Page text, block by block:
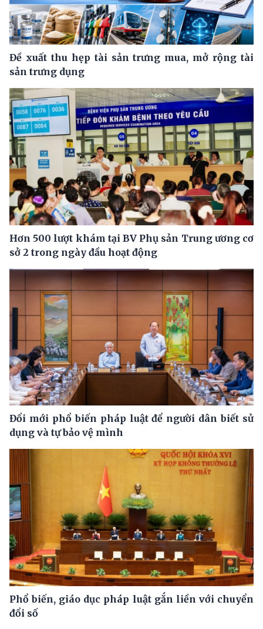
Đề xuất thu hẹp tài sản trưng mua, mở rộng tài
sản trưng dụng
Hơn 500 lượt khám tại BV Phụ sản Trung ương cơ
sở 2 trong ngày đầu hoạt động
Đổi mới phổ biến pháp luật để người dân biết sử
dụng và tự bảo vệ mình
Phổ biến, giáo dục pháp luật gắn liền với chuyển
đổi số